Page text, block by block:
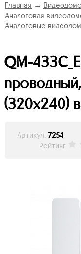
Главная →
Аналоговая
Аналоговые
QM-
проводный,
(320х240)
Артикул: 7254
Рейтинг